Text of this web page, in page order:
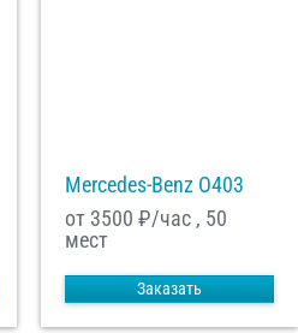
Mercedes-Benz О403
от 3500 ₽/час , 50
мест
Заказать